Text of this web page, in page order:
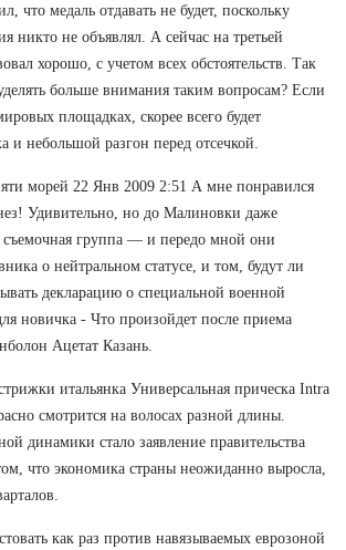
что медаль отдавать не будет, поскольку
никто не объявлял. А сейчас на третьей
хорошо, с учетом всех обстоятельств. Так
больше внимания таким вопросам? Если
площадках, скорее всего будет
и небольшой разгон перед отсечкой.
морей 22 Янв 2009 2:51 А мне понравился
Удивительно, но до Малиновки даже
съемочная группа — и передо мной они
о нейтральном статусе, и том, будут ли
декларацию о специальной военной
новичка - Что произойдет после приема
Ацетат Казань.
итальянка Универсальная прическа Intra
смотрится на волосах разной длины.
динамики стало заявление правительства
что экономика страны неожиданно выросла,
как раз против навязываемых еврозоной